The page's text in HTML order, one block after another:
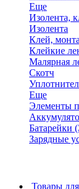
Еще
Изолента,
Изолента
Клей,
Клейкие
Малярная
Скотч
Еще
Элементы
Батарейки
Зарядные
Товары